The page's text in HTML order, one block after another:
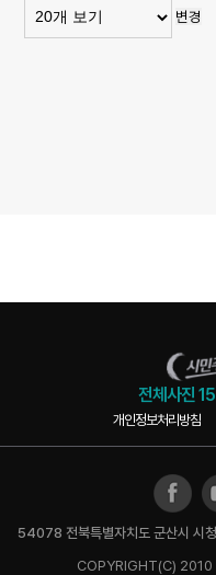
변경
전체사진
개인정보처리방침
54078 전북특별자치도 군산시 시
COPYRIGHT(C)